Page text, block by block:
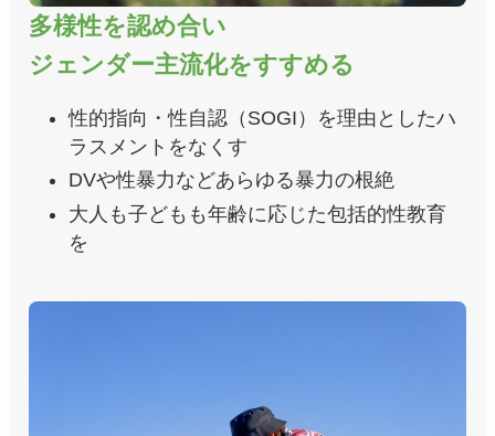
多様性を認め合い
ジェンダー主流化をすすめる
性的指向・性自認（SOGI）を理由としたハ
ラスメントをなくす
DVや性暴力などあらゆる暴力の根絶
大人も子どもも年齢に応じた包括的性教育
を